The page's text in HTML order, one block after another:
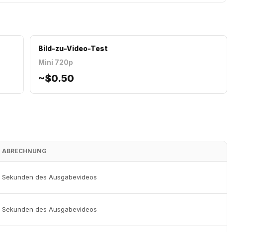
Bild-zu-Video-Test
Mini 720p
~$0.50
ABRECHNUNG
Sekunden des Ausgabevideos
Sekunden des Ausgabevideos